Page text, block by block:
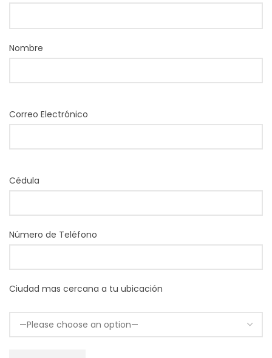
Nombre
Correo Electrónico
Cédula
Número de Teléfono
Ciudad mas cercana a tu ubicación